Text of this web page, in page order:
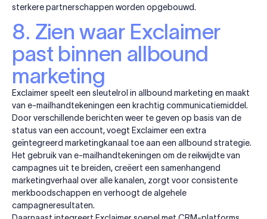
sterkere partnerschappen worden opgebouwd.
8. Zien waar Exclaimer
past binnen allbound
marketing
Exclaimer speelt een sleutelrol in allbound marketing en maakt
van e-mailhandtekeningen een krachtig communicatiemiddel.
Door verschillende berichten weer te geven op basis van de
status van een account, voegt Exclaimer een extra
geïntegreerd marketingkanaal toe aan een allbound strategie.
Het gebruik van e-mailhandtekeningen om de reikwijdte van
campagnes uit te breiden, creëert een samenhangend
marketingverhaal over alle kanalen, zorgt voor consistente
merkboodschappen en verhoogt de algehele
campagneresultaten.